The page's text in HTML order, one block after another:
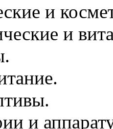
и
и
и